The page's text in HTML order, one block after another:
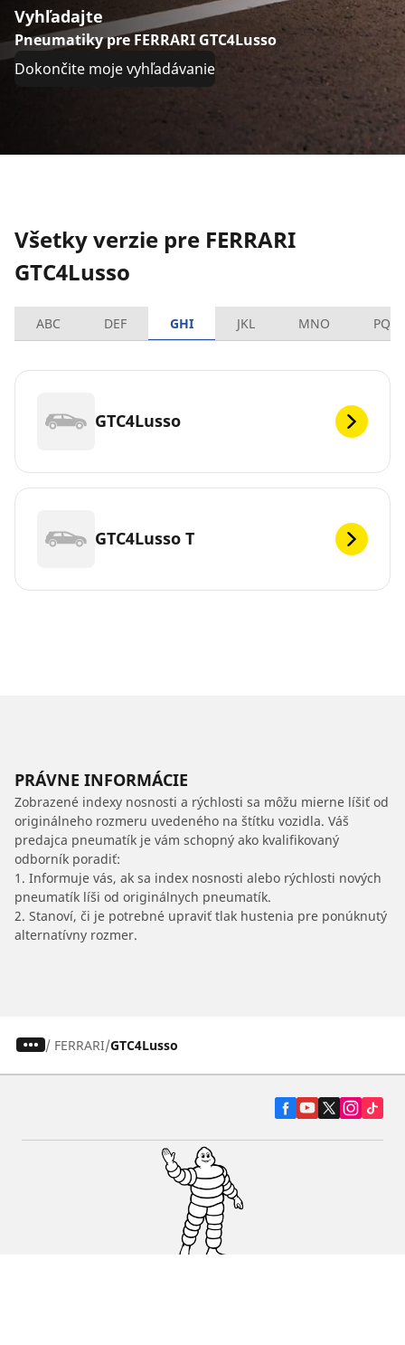
Vyhľadajte
Pneumatiky pre FERRARI GTC4Lusso
Dokončite moje vyhľadávanie
Všetky verzie pre FERRARI
GTC4Lusso
ABC DEF GHI JKL MNO PQRS
GTC4Lusso
GTC4Lusso T
PRÁVNE INFORMÁCIE
Zobrazené indexy nosnosti a rýchlosti sa môžu mierne líšiť od
originálneho rozmeru uvedeného na štítku vozidla. Váš
predajca pneumatík je vám schopný ako kvalifikovaný
odborník poradiť:
1. Informuje vás, ak sa index nosnosti alebo rýchlosti nových
pneumatík líši od originálnych pneumatík.
2. Stanoví, či je potrebné upraviť tlak hustenia pre ponúknutý
alternatívny rozmer.
/ FERRARI GTC4Lusso